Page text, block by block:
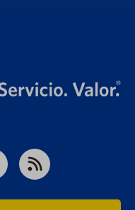
RSS